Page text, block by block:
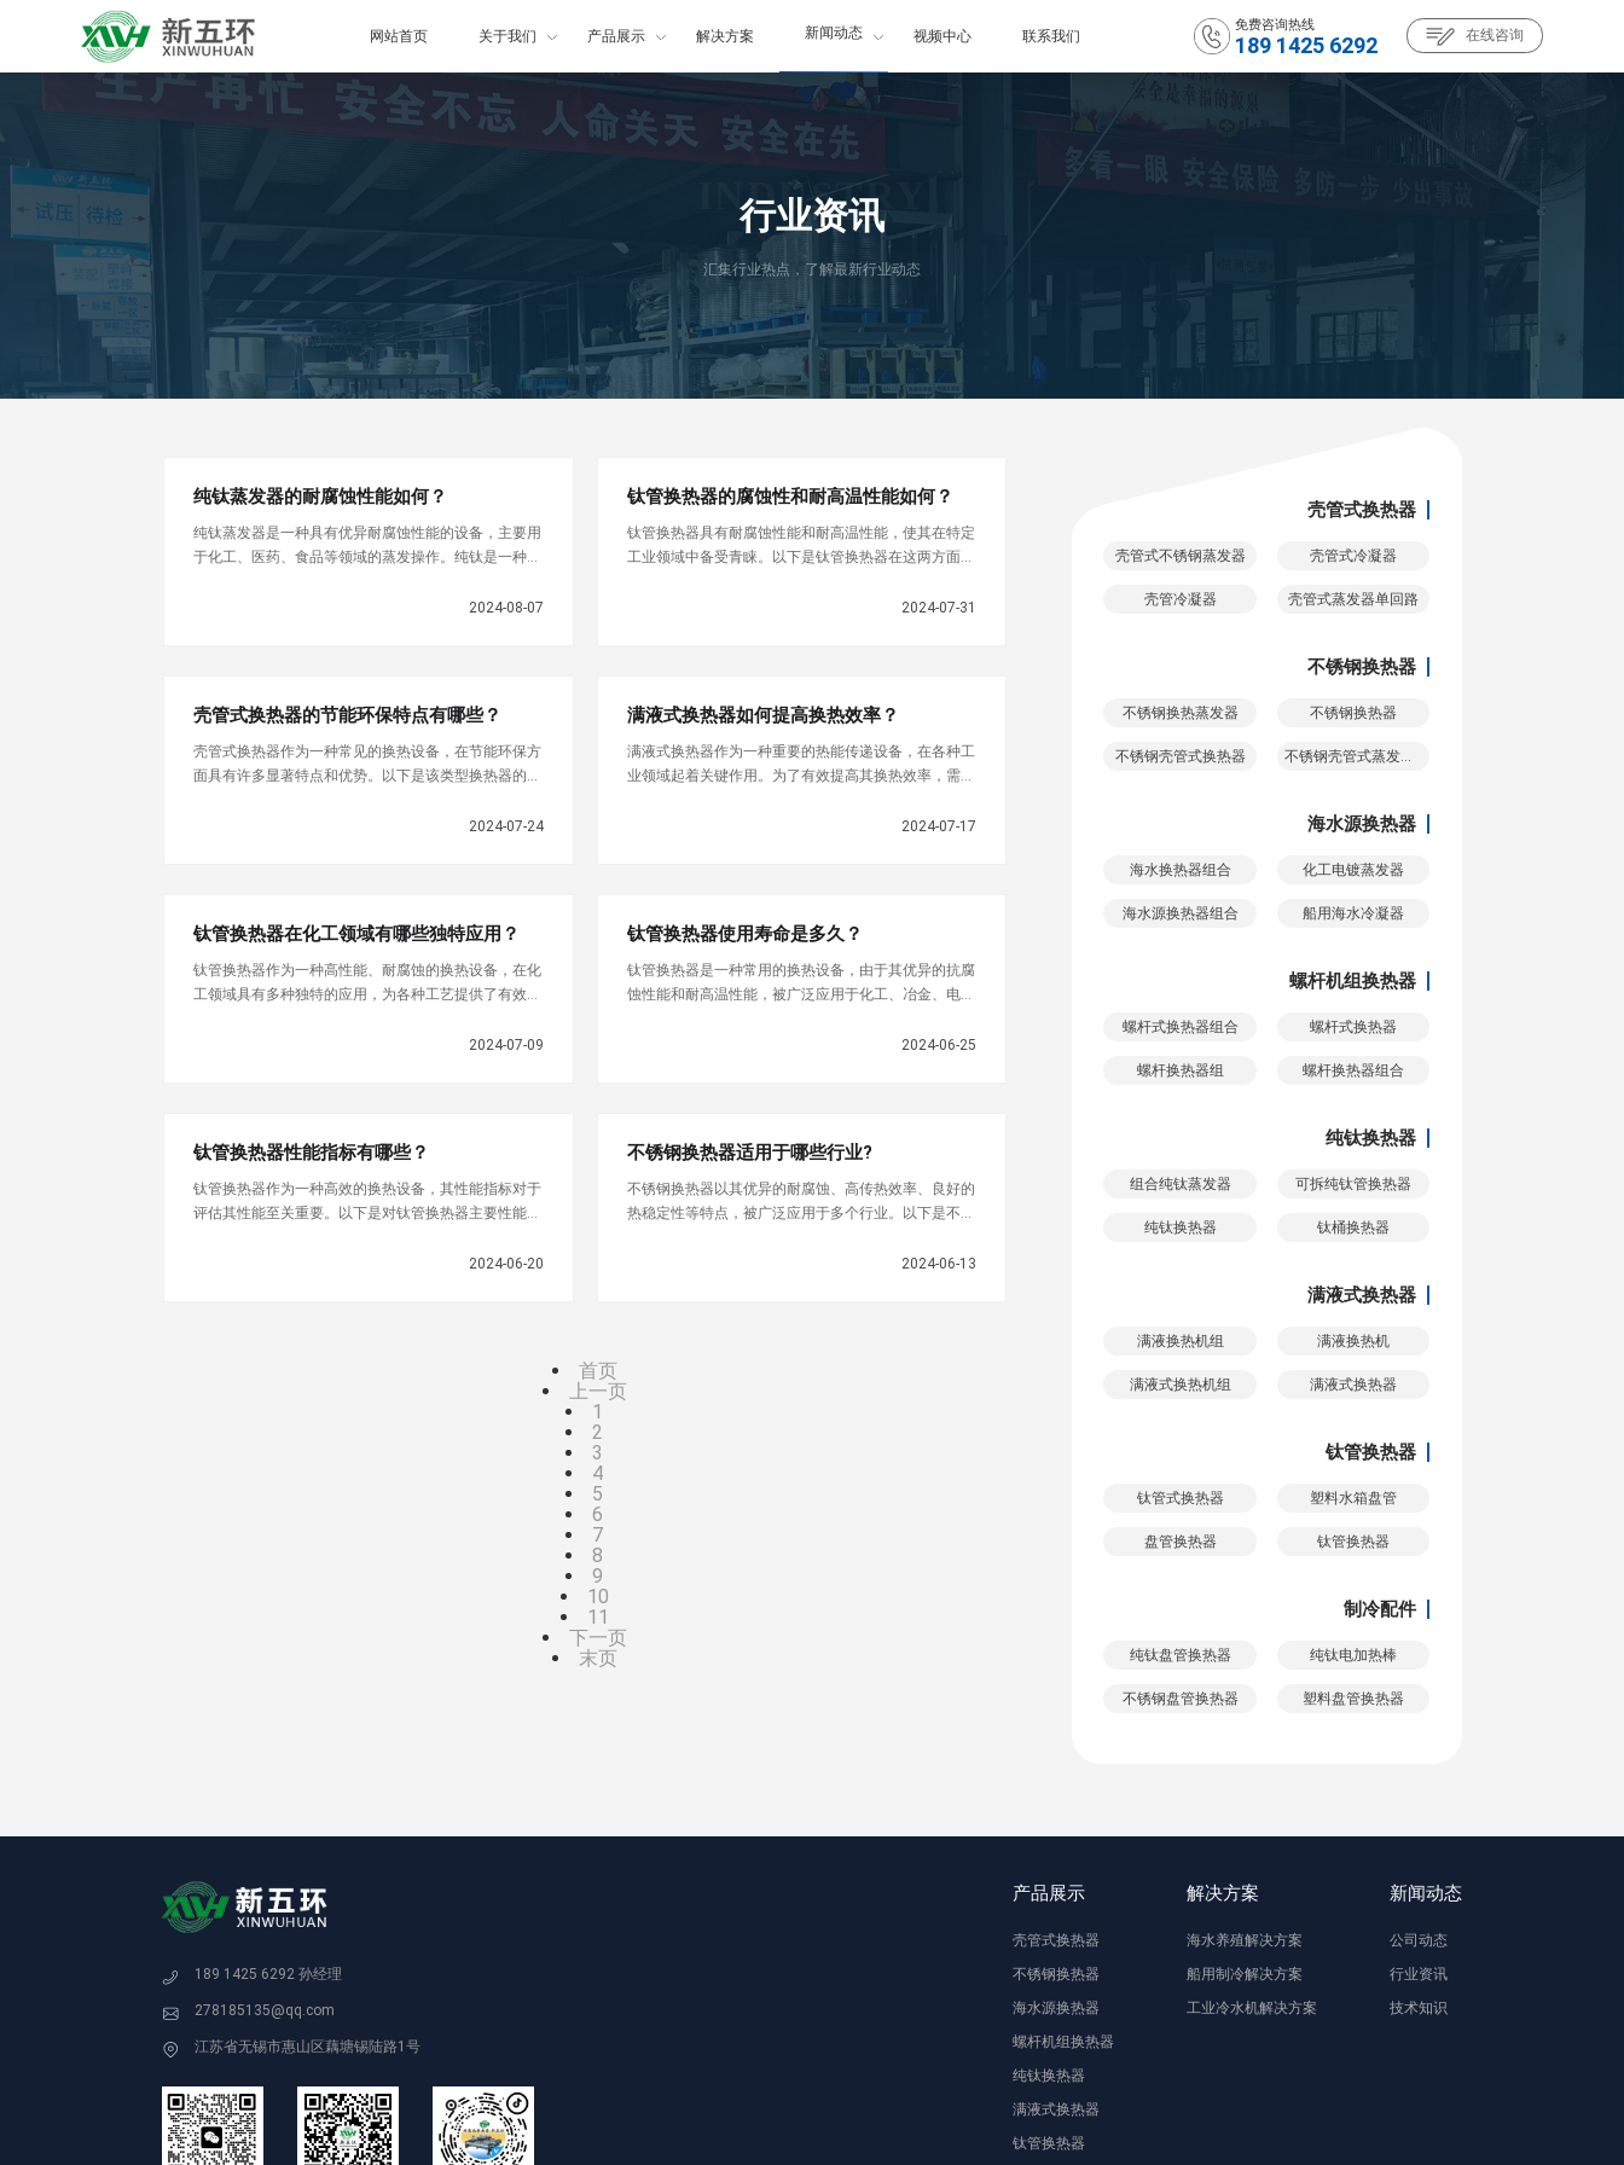
网站首页 关于我们 产品展示 解决方案 新闻动态 视频中心 联系我们
免费咨询热线
189 1425 6292 在线咨询
INDUSTRY
行业资讯
汇集行业热点，了解最新行业动态
纯钛蒸发器的耐腐蚀性能如何？
纯钛蒸发器是一种具有优异耐腐蚀性能的设备，主要用
于化工、医药、食品等领域的蒸发操作。纯钛是一种具
2024-08-07
钛管换热器的腐蚀性和耐高温性能如何？
钛管换热器具有耐腐蚀性能和耐高温性能，使其在特定
工业领域中备受青睐。以下是钛管换热器在这两方面的
2024-07-31
壳管式换热器的节能环保特点有哪些？
壳管式换热器作为一种常见的换热设备，在节能环保方
面具有许多显著特点和优势。以下是该类型换热器的节
2024-07-24
满液式换热器如何提高换热效率？
满液式换热器作为一种重要的热能传递设备，在各种工
业领域起着关键作用。为了有效提高其换热效率，需要
2024-07-17
钛管换热器在化工领域有哪些独特应用？
钛管换热器作为一种高性能、耐腐蚀的换热设备，在化
工领域具有多种独特的应用，为各种工艺提供了有效的
2024-07-09
钛管换热器使用寿命是多久？
钛管换热器是一种常用的换热设备，由于其优异的抗腐
蚀性能和耐高温性能，被广泛应用于化工、冶金、电
2024-06-25
钛管换热器性能指标有哪些？
钛管换热器作为一种高效的换热设备，其性能指标对于
评估其性能至关重要。以下是对钛管换热器主要性能指
2024-06-20
不锈钢换热器适用于哪些行业?
不锈钢换热器以其优异的耐腐蚀、高传热效率、良好的
热稳定性等特点，被广泛应用于多个行业。以下是不锈
2024-06-13
首页
上一页
1
2
3
4
5
6
7
8
9
10
11
下一页
末页
壳管式换热器
壳管式不锈钢蒸发器 壳管式冷凝器
壳管冷凝器 壳管式蒸发器单回路
不锈钢换热器
不锈钢换热蒸发器 不锈钢换热器
不锈钢壳管式换热器 不锈钢壳管式蒸发换热器
海水源换热器
海水换热器组合 化工电镀蒸发器
海水源换热器组合 船用海水冷凝器
螺杆机组换热器
螺杆式换热器组合 螺杆式换热器
螺杆换热器组 螺杆换热器组合
纯钛换热器
组合纯钛蒸发器 可拆纯钛管换热器
纯钛换热器 钛桶换热器
满液式换热器
满液换热机组 满液换热机
满液式换热机组 满液式换热器
钛管换热器
钛管式换热器 塑料水箱盘管
盘管换热器 钛管换热器
制冷配件
纯钛盘管换热器 纯钛电加热棒
不锈钢盘管换热器 塑料盘管换热器
189 1425 6292 孙经理
278185135@qq.com
江苏省无锡市惠山区藕塘锡陆路1号
产品展示
壳管式换热器
不锈钢换热器
海水源换热器
螺杆机组换热器
纯钛换热器
满液式换热器
钛管换热器
解决方案
海水养殖解决方案
船用制冷解决方案
工业冷水机解决方案
新闻动态
公司动态
行业资讯
技术知识